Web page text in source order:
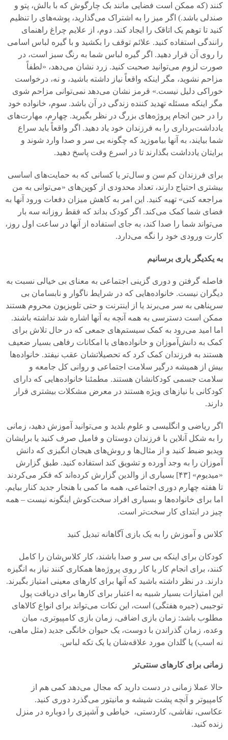
کنند (که ممکن است فضایی مانند بک چارگوش که با بالش، پتو و
صندلی باشد.) اگر میز را به اشتراک می‌گذارید، پوشه‌های را تنظیم
کنید تا توهم یک اتاقک را ایجاد کند. دوم، از علایم چراغ راهنمای
رانندگی استفاده کنید. علائم توقف را بکشید و با گیره لباس اسامی‌
را روی آن قرار دهید. اگر گیره لباس شما به رنگ سبز است، در
صورت لزوم می‌توانید صحبت کنید. زرد نشان می‌دهد، «لطفاً
مزاحم نشوید، مگر اینکه واقعاً نیاز داشته باشید، و نه، درخواست
خوراکی دلیل نیست.» قرمز نشان می‌دهد نمی‌توانی مزاحم شوی
مگر اینکه مسئله تهدید کننده زندگی در آن باشد. سوم، خانواده خود
را در حین انجام پروژه‌های بزرگ در نظر بگیرید. چهارم، مهارت‌های
یادداشت‌برداری را به فرزندان خود یاد دهید. اگر واقعاً باید سراع
شما بیایند، به آنها بیاموزید که چگونه بی سر و صدا وارد شوند و
برایتان یادداشت بگذارند تا در اسرع وقت پاسخ دهید.
برای فرزندان کم سن و سال‌تر یا کسانی که به حمایت‌های اساسی
بیشتری احتیاج دارند، تعداد محدودی از کوپن‌های «می‌توانی به من
مراجعه کنی» تهیه کنید. این امر به کاهش میزان دفعات ورود آنها به
فضای شما کمک می‌کند. اگر کودک بداند که فقط روزانه سه بار
می‌تواند شما را صدا کند، به جای استفاده از آنها در ساعت اول روز،
کارت ورودی خود را نگه می‌دارد.
به یکدیگر یاری برسانیم
فاصله گرفتن و دوری گزینی اجتماعی به معنای بی خیالی نسبت به
دیگران نیست. خانواده‌هایی که در شرایط ناگوار و نابسامان بی
سرپناهی به سر می‌برند یا از اینترنت و حتی تلویزیون محروم هستند
ممکن است دسترسی به همه آنچه به آنها اشاره شد نداشته باشند.
اما امید می‌رود به کمک سیستم‌های جمعی که در حال تلاش برای
کمک به دانش‌آموزان و خانواده‌های با امکانات رفاهی بسیار ضعیف
هستند به فرزندان کمک کرد که تحصیلاتشان عقب نیفتد. خانواده‌ها
بیش از همیشه درگیر سلامت اجتماعی و روانی‌ کل جامعه و
سلامت جسمی‌ کودکانشان هستند. مطمئنا خانواده‌هایی که دارای
کودکانی با نیازهای ویژه هستند در معرض مشکلات بیشتری قرار
دارند.
اگر ریاضی و انگلیسی و علوم بلدید و می‌توانید آموزش دهید، زمانی
را به شکل آنلاین با فرزندان دوستان و فامیل صرف کنید یا برایشان
ویدیو ضبط کنید و از مثال‌ها و روش‌های هیجان انگیزی که دانش
آموزان را به وجد آورده و تشویق کند استفاده کنید. طبق گزارش
«میدیوم» [۴۳]
بسیاری از والدین گزارش کرده‌اند که فکر می‌کردند
تا هفته چهارم دوری اجتماعی، همه ما کمی‌ با هنجار جدید کنار بیایم.
اما برای خانواده‌ها و بسیاری افراد سخت‌کوش اینگونه نیست – همه
چیز در ابتدای کار سخت‌تر است.
کلاس و آموزش را به یک بازی آگاهانه تبدیل کنید
کودکان برای اینکه بی سر و صدا باشند، کار کلاس‌شان را کامل
کنند، برای انجام کار یا کار روی پروژه‌ها همکاری کنند نیاز به انگیزه
دارند. در نظر داشته باشید که آنها برای کارهای معینی امتیاز بگیرند.
این امتیازات بسیار شبیه به اعتبار برای کارها برای دریافت پول
توجیبی (جیره هفتگی) است، این نکات می‌تواند برای انواع کالاهای
مطلوب باشد: زمان بازی اضافی، زمان بازی کامپیوتری، میان
وعده، زمان گذراندن با دوست، یک حیوان خانگی جدید (مثل ماهی،
نه اسب) یا گلدان مورد علاقه‌شان یا یک تکه لباس.
زمانی برای کارهای سنتی‌تر
حالا عملا زمانی در دست دارید که مجال می‌دهد کمی‌ هم از
کامپیوتر و آنچه پشت شیشه و مانیتور می‌گذرد دوری کنید.
عکاسی، نقاشی، کاردستی، ‌ خیاطی و آشپزی را دوباره در منزل
زنده کنید.